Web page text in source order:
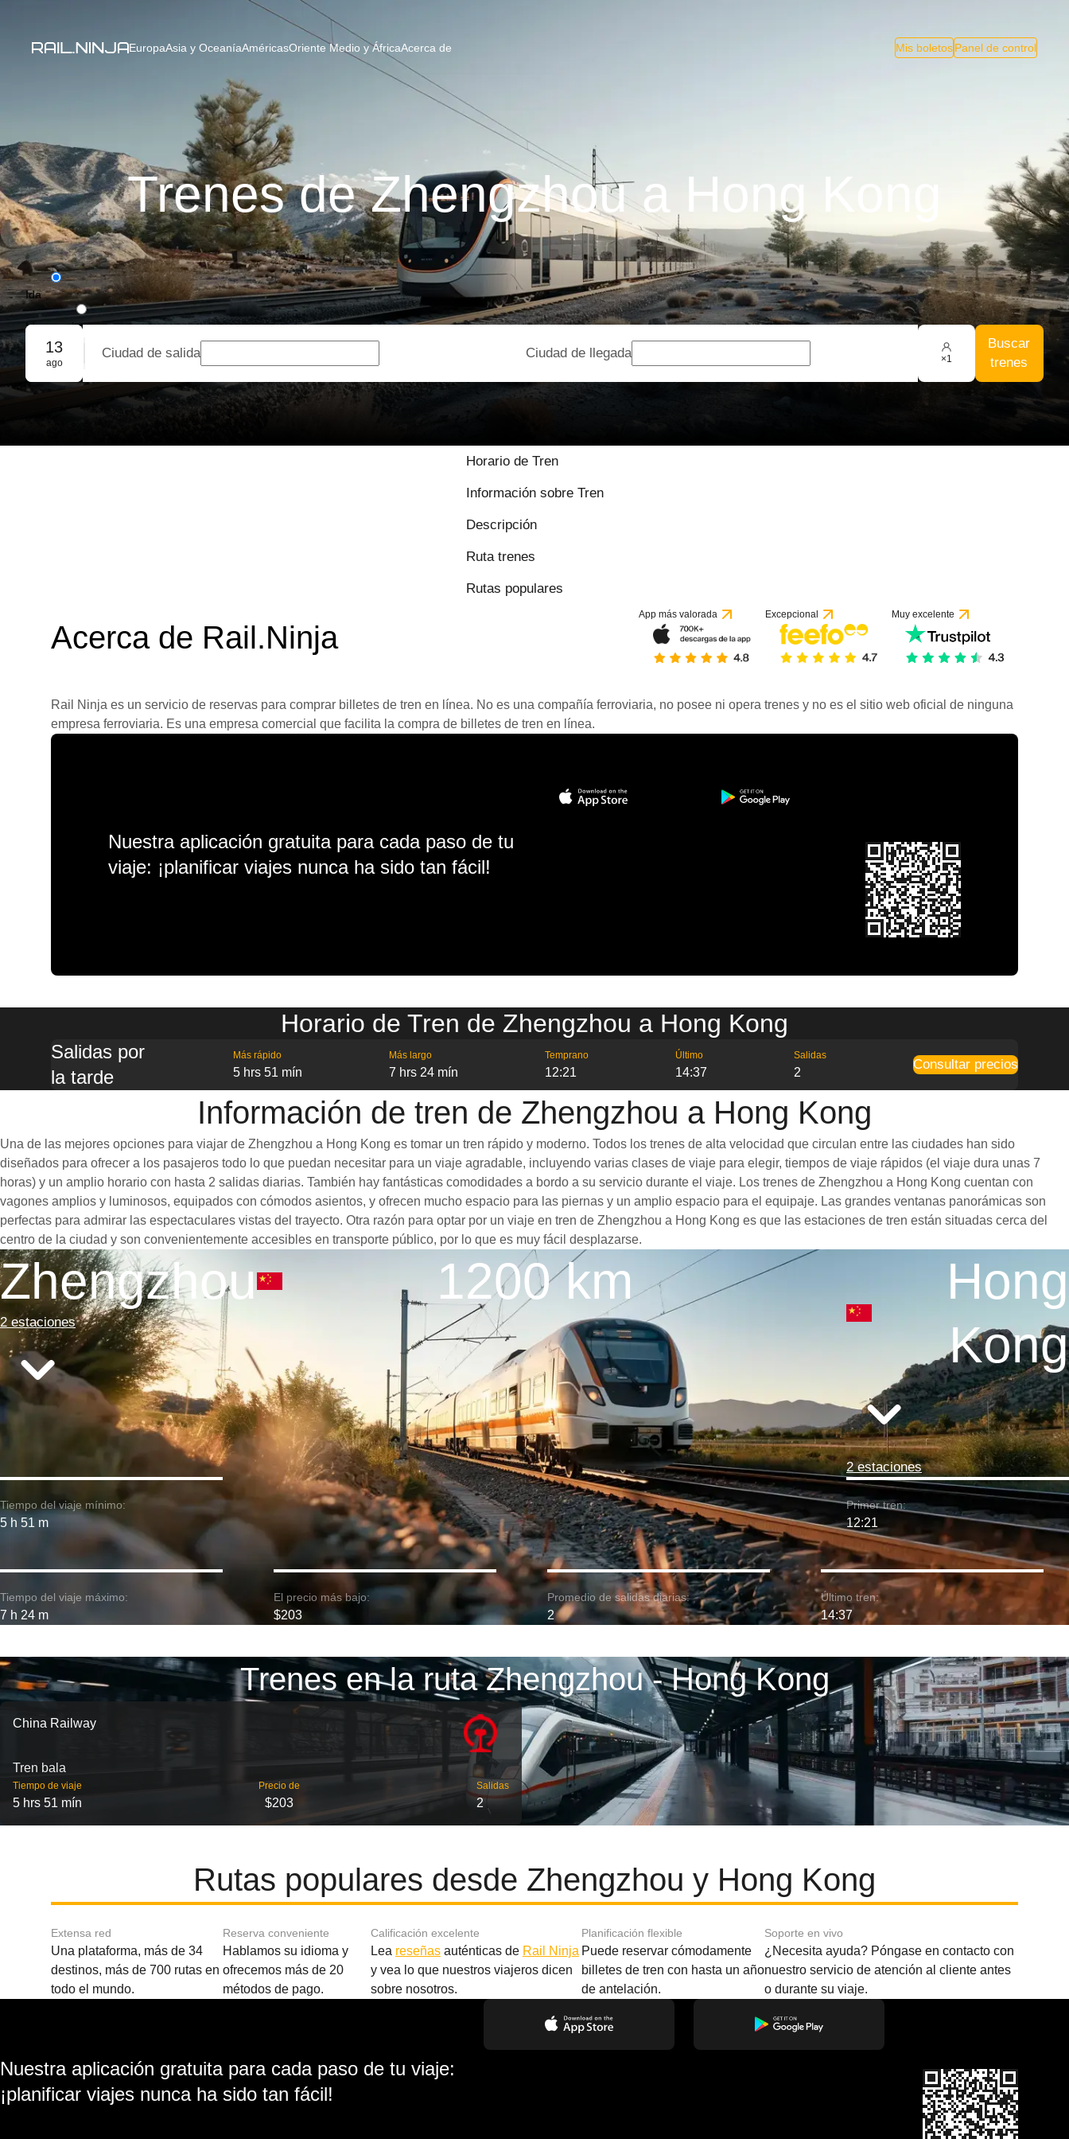
EuropaAsia y OceaníaAméricasOriente Medio y ÁfricaAcerca de Mis boletosPanel de control
Trenes de Zhengzhou a Hong Kong
Ida
Ida y vuelta
Reserva grupal
13
ago
Ciudad de salida Ciudad de llegada ×1
Buscar
trenes
Horario de Tren
Información sobre Tren
Descripción
Ruta trenes
Rutas populares
Acerca de Rail.Ninja
App más valorada Excepcional Muy excelente
Rail Ninja es un servicio de reservas para comprar billetes de tren en línea. No es una compañía ferroviaria, no posee ni opera trenes y no es el sitio web oficial de ninguna
empresa ferroviaria. Es una empresa comercial que facilita la compra de billetes de tren en línea.
Nuestra aplicación gratuita para cada paso de tu
viaje: ¡planificar viajes nunca ha sido tan fácil!
Horario de Tren de Zhengzhou a Hong Kong
Salidas por
la tarde
Más rápido
5 hrs 51 mín
Más largo
7 hrs 24 mín
Temprano
12:21
Último
14:37
Salidas
2
Consultar precios
Información de tren de Zhengzhou a Hong Kong
Una de las mejores opciones para viajar de Zhengzhou a Hong Kong es tomar un tren rápido y moderno. Todos los trenes de alta velocidad que circulan entre las ciudades han sido
diseñados para ofrecer a los pasajeros todo lo que puedan necesitar para un viaje agradable, incluyendo varias clases de viaje para elegir, tiempos de viaje rápidos (el viaje dura unas 7
horas) y un amplio horario con hasta 2 salidas diarias. También hay fantásticas comodidades a bordo a su servicio durante el viaje. Los trenes de Zhengzhou a Hong Kong cuentan con
vagones amplios y luminosos, equipados con cómodos asientos, y ofrecen mucho espacio para las piernas y un amplio espacio para el equipaje. Las grandes ventanas panorámicas son
perfectas para admirar las espectaculares vistas del trayecto. Otra razón para optar por un viaje en tren de Zhengzhou a Hong Kong es que las estaciones de tren están situadas cerca del
centro de la ciudad y son convenientemente accesibles en transporte público, por lo que es muy fácil desplazarse.
Zhengzhou
2 estaciones
1200 km
Hong
Kong
2 estaciones
Tiempo del viaje mínimo:
5 h 51 m
Primer tren:
12:21
Tiempo del viaje máximo:
7 h 24 m
El precio más bajo:
$203
Promedio de salidas diarias:
2
Último tren:
14:37
Trenes en la ruta Zhengzhou - Hong Kong
China Railway
Tren bala
Tiempo de viaje
5 hrs 51 mín
Precio de
$203
Salidas
2
Rutas populares desde Zhengzhou y Hong Kong
Extensa red
Una plataforma, más de 34
destinos, más de 700 rutas en
todo el mundo.
Reserva conveniente
Hablamos su idioma y
ofrecemos más de 20
métodos de pago.
Calificación excelente
Lea reseñasauténticas de Rail Ninja
y vea lo que nuestros viajeros dicen
sobre nosotros.
Planificación flexible
Puede reservar cómodamente
billetes de tren con hasta un año
de antelación.
Soporte en vivo
¿Necesita ayuda? Póngase en contacto con
nuestro servicio de atención al cliente antes
o durante su viaje.
Nuestra aplicación gratuita para cada paso de tu viaje:
¡planificar viajes nunca ha sido tan fácil!